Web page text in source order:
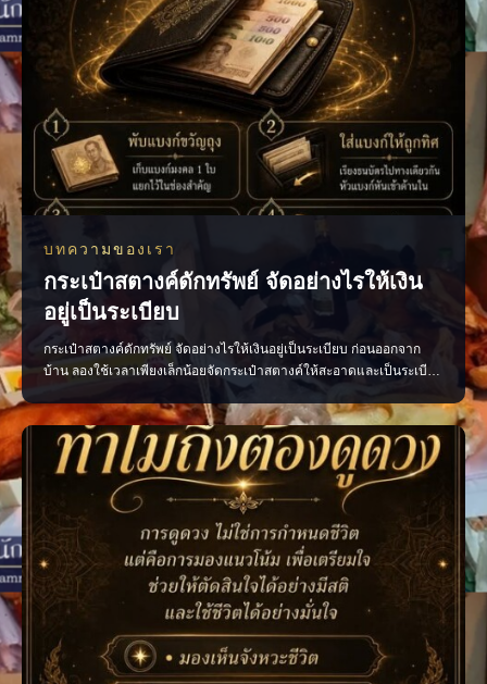
บทความของเรา
กระเป๋าสตางค์ดักทรัพย์ จัดอย่างไรให้เงิน
อยู่เป็นระเบียบ
กระเป๋าสตางค์ดักทรัพย์ จัดอย่างไรให้เงินอยู่เป็นระเบียบ ก่อนออกจาก
บ้าน ลองใช้เวลาเพียงเล็กน้อยจัดกระเป๋าสตางค์ให้สะอาดและเป็นระเบียบ
ตามความเชื่อถือว่าเป็นการเปิดทางรับพลังการเงินที่ดี • เก็บแบงก์ขวัญถุง
แยกไว้ ไม่ควรนำออกมาใช้ • เรียงธนบัตรไปในทิศทางเดียวกัน โดยหัน
หัวแบงก์เข้าด้านใน • นำใบเสร็จ บิลเ